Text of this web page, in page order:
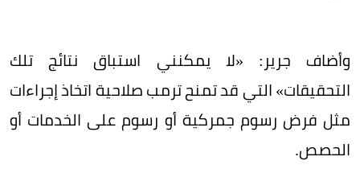
وأضاف جرير: «لا يمكنني استباق نتائج تلك
التحقيقات» التي قد تمنح ترمب صلاحية اتخاذ إجراءات
مثل فرض رسوم جمركية أو رسوم على الخدمات أو
الحصص.